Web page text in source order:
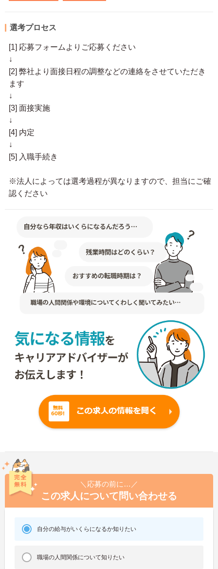
選考プロセス
[1] 応募フォームよりご応募ください
↓
[2] 弊社より面接日程の調整などの連絡をさせていただき
ます
↓
[3] 面接実施
↓
[4] 内定
↓
[5] 入職手続き
※法人によっては選考過程が異なりますので、担当にご確
認ください
＼応募の前に…／
この求人について問い合わせる
自分の給与がいくらになるか知りたい
職場の人間関係について知りたい